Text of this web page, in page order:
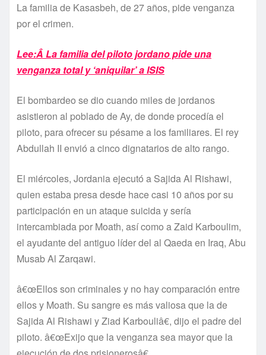
La familia de Kasasbeh, de 27 años, pide venganza
por el crimen.
Lee:Â La familia del piloto jordano pide una
venganza total y ‘aniquilar’ a ISIS
El bombardeo se dio cuando miles de jordanos
asistieron al poblado de Ay, de donde procedí­a el
piloto, para ofrecer su pésame a los familiares. El rey
Abdullah II envió a cinco dignatarios de alto rango.
El miércoles, Jordania ejecutó a Sajida Al Rishawi,
quien estaba presa desde hace casi 10 años por su
participación en un ataque suicida y serí­a
intercambiada por Moath, así­ como a Zaid Karboulim,
el ayudante del antiguo lí­der del al Qaeda en Iraq, Abu
Musab Al Zarqawi.
â€œEllos son criminales y no hay comparación entre
ellos y Moath. Su sangre es más valiosa que la de
Sajida Al Rishawi y Ziad Karbouliâ€, dijo el padre del
piloto. â€œExijo que la venganza sea mayor que la